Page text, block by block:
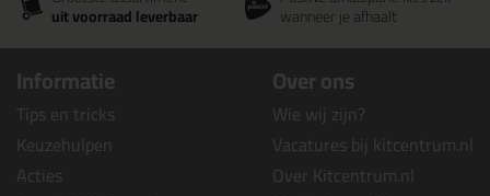
uit voorraad leverbaar wanneer je afhaalt
Informatie
Tips en tricks
Keuzehulpen
Acties
Over ons
Wie wij zijn?
Vacatures bij kitcentrum.nl
Over Kitcentrum.nl